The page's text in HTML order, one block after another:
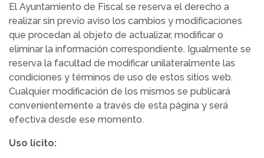
El Ayuntamiento de Fiscal se reserva el derecho a
realizar sin previo aviso los cambios y modificaciones
que procedan al objeto de actualizar, modificar o
eliminar la información correspondiente. Igualmente se
reserva la facultad de modificar unilateralmente las
condiciones y términos de uso de estos sitios web.
Cualquier modificación de los mismos se publicará
convenientemente a través de esta página y será
efectiva desde ese momento.
Uso lícito: